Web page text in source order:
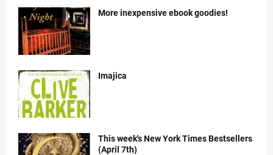
More inexpensive ebook goodies!
Imajica
This week's New York Times Bestsellers
(April 7th)